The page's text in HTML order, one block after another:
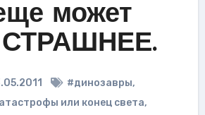
может
СТРАШНЕЕ.
#динозавры,
или конец света,